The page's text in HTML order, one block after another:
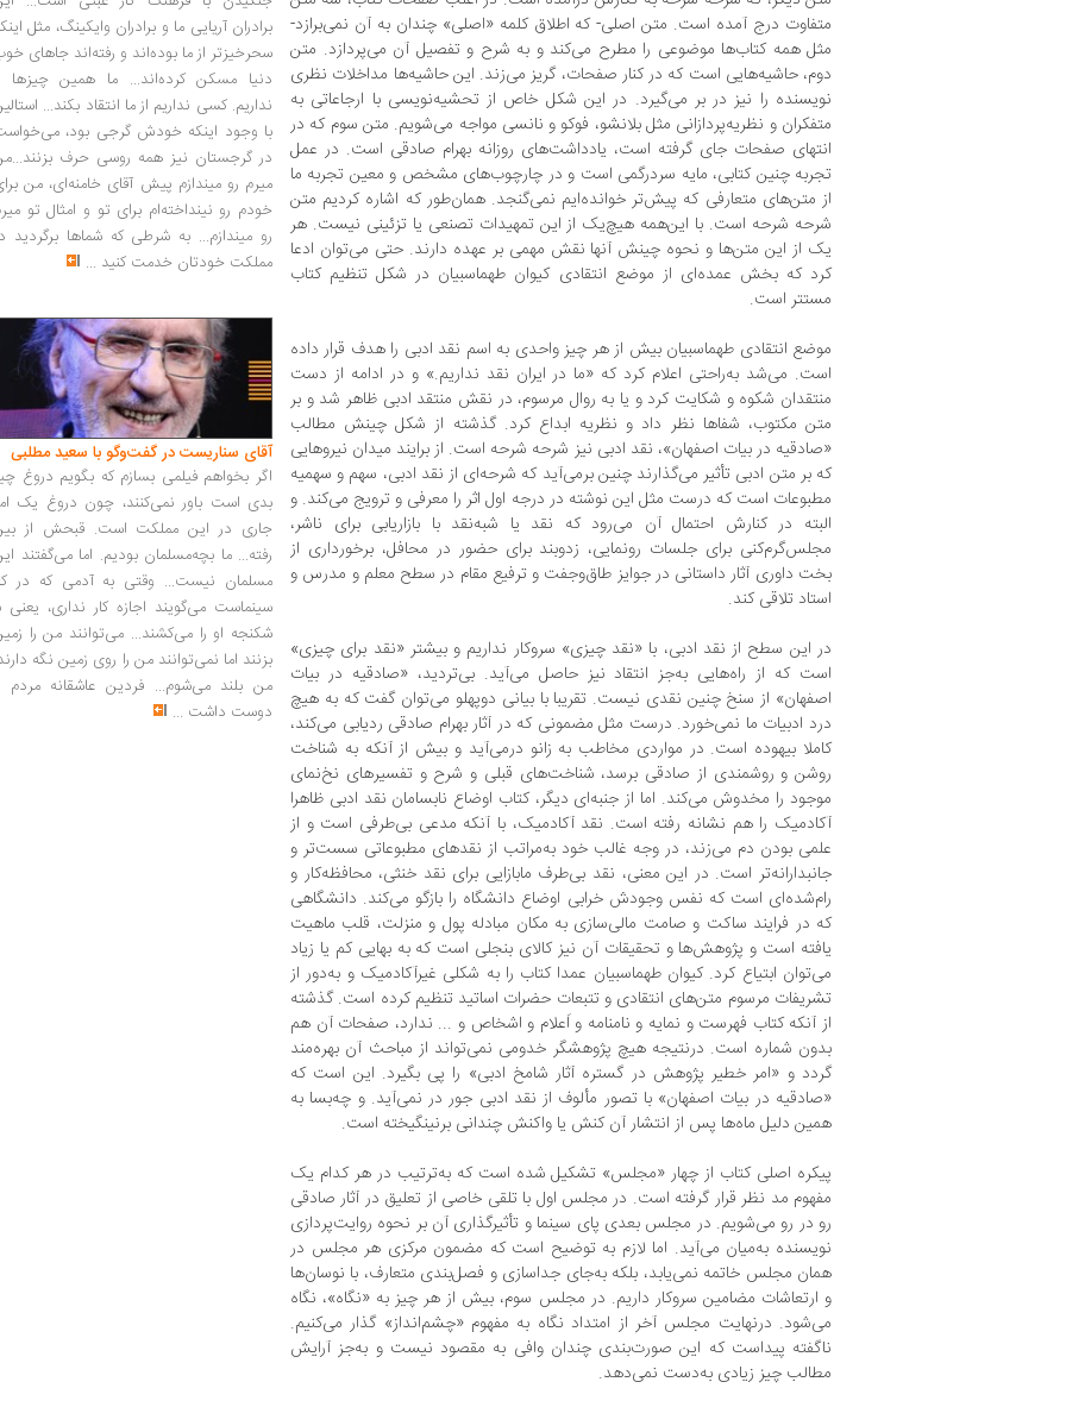
متفاوت درج آمده است. متن اصلی- که اطلاق کلمه «اصلی» چندان به آن نمی‌برازد-
مثل همه کتاب‌ها موضوعی را مطرح می‌کند و به شرح و تفصیل آن می‌پردازد. متن
دوم، حاشیه‌هایی است که در کنار صفحات، گریز می‌زند. این حاشیه‌ها مداخلات نظری
نویسنده را نیز در بر می‌گیرد. در این شکل خاص از تحشیه‌نویسی با ارجاعاتی به
متفکران و نظریه‌پردازانی مثل بلانشو، فوکو و نانسی مواجه می‌شویم. متن سوم که در
انتهای صفحات جای گرفته است، یادداشت‌های روزانه بهرام صادقی است. در عمل
تجربه چنین کتابی، مایه سردرگمی است و در چارچوب‌های مشخص و معین تجربه ما
از متن‌های متعارفی که پیش‌تر خوانده‌ایم نمی‌گنجد. همان‌طور که اشاره کردیم متن
شرحه شرحه است. با این‌همه هیچ‌یک از این تمهیدات تصنعی یا تزئینی نیست. هر
یک از این متن‌ها و نحوه چینش آنها نقش مهمی بر عهده دارند. حتی می‌توان ادعا
کرد که بخش عمده‌ای از موضع انتقادی کیوان طهماسبیان در شکل تنظیم کتاب
مستتر است.
موضع انتقادی طهماسبیان بیش از هر چیز واحدی به اسم نقد ادبی را هدف قرار داده
است. می‌شد به‌راحتی اعلام کرد که «ما در ایران نقد نداریم.» و در ادامه از دست
منتقدان شکوه و شکایت کرد و یا به روال مرسوم، در نقش منتقد ادبی ظاهر شد و بر
متن مکتوب، شفاها نظر داد و نظریه ابداع کرد. گذشته از شکل چینش مطالب
«صادقیه در بیات اصفهان»، نقد ادبی نیز شرحه شرحه است. از برایند میدان نیروهایی
که بر متن ادبی تأثیر می‌گذارند چنین برمی‌آید که شرحه‌ای از نقد ادبی، سهم و سهمیه
مطبوعات است که درست مثل این نوشته در درجه اول اثر را معرفی و ترویج می‌کند. و
البته در کنارش احتمال آن می‌رود که نقد یا شبه‌نقد با بازاریابی برای ناشر،
مجلس‌گرم‌کنی برای جلسات رونمایی، زد‌و‌بند برای حضور در محافل، برخورداری از
بخت داوری آثار داستانی در جوایز طاق‌و‌جفت و ترفیع مقام در سطح معلم و مدرس و
استاد تلاقی کند.
در این سطح از نقد ادبی، با «نقد چیزی» سروکار نداریم و بیشتر «نقد برای چیزی»
است که از راه‌هایی به‌جز انتقاد نیز حاصل می‌آید. بی‌تردید، «صادقیه در بیات
اصفهان» از سنخ چنین نقدی نیست. تقریبا با بیانی دوپهلو می‌توان گفت که به هیچ
درد ادبیات ما نمی‌خورد. درست مثل مضمونی که در آثار بهرام صادقی ردیابی می‌کند،
کاملا بیهوده است. در مواردی مخاطب به زانو درمی‌آید و بیش از آنکه به شناخت
روشن و روشمندی از صادقی برسد، شناخت‌های قبلی و شرح و تفسیرهای نخ‌نمای
موجود را مخدوش می‌کند. اما از جنبه‌ای دیگر، کتاب اوضاع نابسامان نقد ادبی ظاهرا
آکادمیک را هم نشانه رفته است. نقد آکادمیک، با آنکه مدعی بی‌طرفی است و از
علمی ‌بودن دم می‌زند، در وجه غالب خود به‌مراتب از نقدهای مطبوعاتی سست‌تر و
جانبدارانه‌تر است. در این معنی، نقد بی‌طرف مابازایی برای نقد خنثی، محافظه‌کار و
رام‌شده‌ای است که نفس وجودش خرابی اوضاع دانشگاه را بازگو می‌کند. دانشگاهی
که در فرایند ساکت و صامت مالی‌سازی به مکان مبادله پول و منزلت، قلب‌ ماهیت
یافته است و پژوهش‌ها و تحقیقات آن نیز کالای بنجلی است که به بهایی کم یا زیاد
می‌توان ابتیاع کرد. کیوان طهماسبیان عمدا کتاب را به شکلی غیرآکادمیک و به‌دور از
تشریفات مرسوم متن‌های انتقادی و تتبعات حضرات اساتید تنظیم کرده است. گذشته
از آنکه کتاب فهرست و نمایه و نامنامه و اَعلام و اشخاص و ... ندارد، صفحات آن هم
بدون شماره است. در‌نتیجه هیچ پژوهشگر خدومی نمی‌تواند از مباحث آن بهره‌مند
گردد و «امر خطیر پژوهش در گستره آثار شامخ ادبی» را پی بگیرد. این است که
«صادقیه در بیات اصفهان» با تصور مألوف از نقد ادبی جور در نمی‌آید. و چه‌بسا به
همین دلیل ماه‌ها پس از انتشار آن کنش یا واکنش چندانی برنينگيخته است.
پیکره اصلی کتاب از چهار «مجلس» تشکیل شده است که به‌ترتیب در هر کدام یک
مفهوم مد نظر قرار گرفته است. در مجلس اول با تلقی خاصی از تعلیق در آثار صادقی
رو در رو می‌شویم. در مجلس بعدی پای سینما و تأثیر‌گذاری آن بر نحوه روایت‌پردازی
نویسنده به‌میان می‌آید. اما لازم به توضیح است که مضمون مرکزی هر مجلس در
همان مجلس خاتمه نمی‌یابد، بلکه به‌جای جداسازی و فصل‌بندی متعارف، با نوسان‌ها
و ارتعاشات مضامین سروکار داریم. در مجلس سوم، بیش از هر چیز به «نگاه»، نگاه
می‌شود. درنهایت مجلس آخر از امتداد نگاه به مفهوم «چشم‌انداز» گذار می‌کنیم.
ناگفته پیداست که این صورت‌بندی چندان وافی به مقصود نیست و به‌جز آرایش
مطالب چیز زیادی به‌دست نمی‌دهد.
برادران آریایی ما و برادران وایکینگ، مثل
سحرخیزتر از ما بوده‌اند و رفته‌اند جاهای
دنیا مسکن کرده‌اند... ما همین چیزها
نداریم. کسی نداریم از ما انتقاد بکند...
با وجود اینکه خودش گرجی بود،
در گرجستان نیز همه روسی حرف
میرم رو میندازم پیش آقای خامنه‌ای، من
خودم رو نینداخته‌ام برای تو و امثال تو
رو میندازم... به شرطی که شماها برگردید
مملکت خودتان خدمت کنید ...
آقای سناریست در گفت‌وگو با سعید مطلبی
اگر بخواهم فیلمی بسازم که بگویم دروغ
بدی است باور نمی‌کنند، چون دروغ یک
جاری در این مملکت است. قبحش از
رفته... ما بچه‌مسلمان بودیم. اما می‌گفتند
مسلمان نیست... وقتی به آدمی که در
سینماست می‌گویند اجازه کار نداری، یعنی
شکنجه او را می‌کشند... می‌توانند من را
بزنند اما نمی‌توانند من را روی زمین نگه
من بلند می‌شوم... فردین عاشقانه مردم
دوست داشت ...